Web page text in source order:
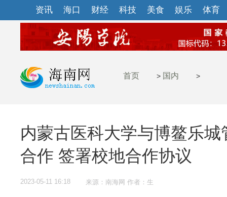
资讯 海口 财经 科技 美食 娱乐 体育
首页 > 国内 >
内蒙古医科大学与博鳌乐
合作 签署校地合作协议
2023-05-11 16:18 来源：南海网 作者：生